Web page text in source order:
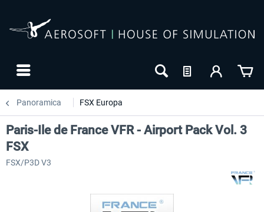
Panoramica FSX Europa
Paris-Ile de France VFR - Airport Pack Vol. 3
FSX
FSX/P3D V3